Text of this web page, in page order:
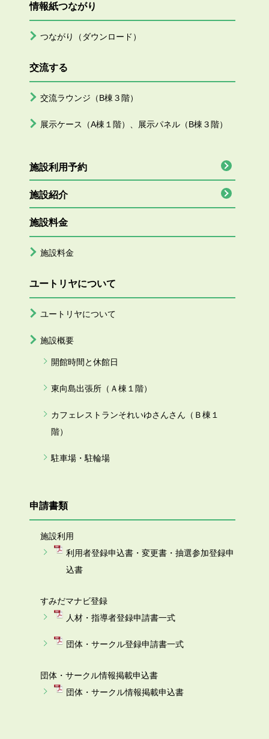
情報紙つながり
つながり（ダウンロード）
交流する
交流ラウンジ（B棟３階）
展示ケース（A棟１階）、展示パネル（B棟３階）
施設利用予約
施設紹介
施設料金
施設料金
ユートリヤについて
ユートリヤについて
施設概要
開館時間と休館日
東向島出張所（Ａ棟１階）
カフェレストランそれいゆさんさん（Ｂ棟１
階）
駐車場・駐輪場
申請書類
施設利用
利用者登録申込書・変更書・抽選参加登録申
込書
すみだマナビ登録
人材・指導者登録申請書一式
団体・サークル登録申請書一式
団体・サークル情報掲載申込書
団体・サークル情報掲載申込書